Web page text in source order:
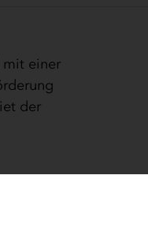
mit einer
der